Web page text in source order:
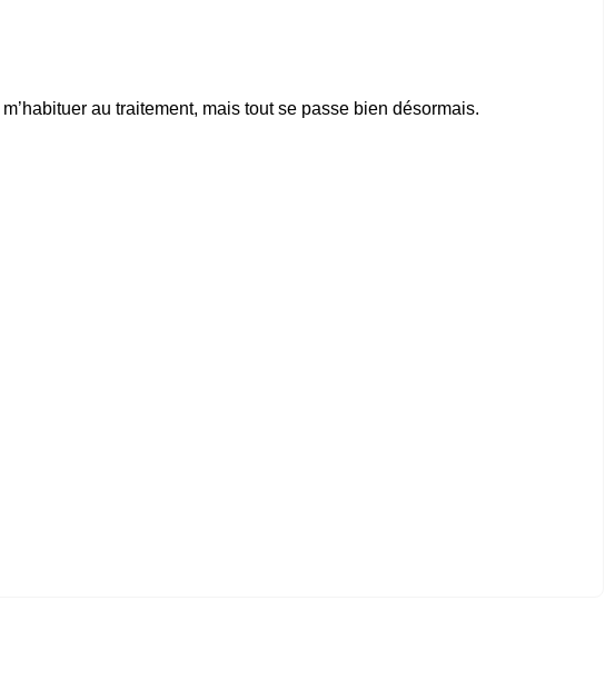
au traitement, mais tout se passe bien désormais.